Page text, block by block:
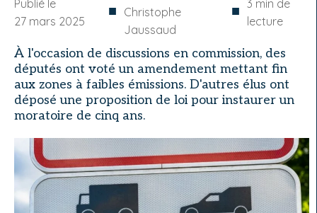
Publié le
27 mars 2025
■ Christophe
Jaussaud
■ 3 min de
lecture
À l'occasion de discussions en commission, des
députés ont voté un amendement mettant fin
aux zones à faibles émissions. D'autres élus ont
déposé une proposition de loi pour instaurer un
moratoire de cinq ans.